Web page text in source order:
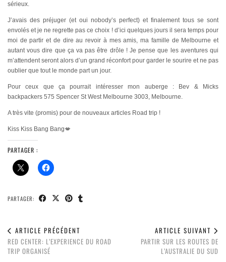
sérieux.
J’avais des préjuger (et oui nobody’s perfect) et finalement tous se sont
envolés et je ne regrette pas ce choix ! d’ici quelques jours il sera temps pour
moi de partir et de dire au revoir à mes amis, ma famille de Melbourne et
autant vous dire que ça va pas être drôle ! Je pense que les aventures qui
m’attendent seront alors d’un grand réconfort pour garder le sourire et ne pas
oublier que tout le monde part un jour.
Pour ceux que ça pourrait intéresser mon auberge : Bev & Micks
backpackers 575 Spencer St West Melbourne 3003, Melbourne.
A très vite (promis) pour de nouveaux articles Road trip !
Kiss Kiss Bang Bang💋
PARTAGER :
PARTAGER:
ARTICLE PRÉCÉDENT
RED CENTER: L’EXPERIENCE DU ROAD
TRIP ORGANISÉ
ARTICLE SUIVANT
PARTIR SUR LES ROUTES DE
L’AUSTRALIE DU SUD